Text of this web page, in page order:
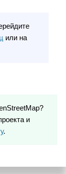
или на
и
.